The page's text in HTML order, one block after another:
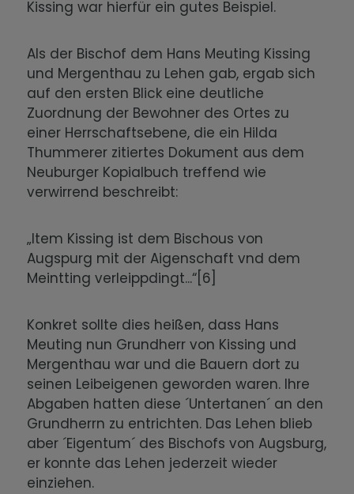
Kissing war hierfür ein gutes Beispiel.
Als der Bischof dem Hans Meuting Kissing
und Mergenthau zu Lehen gab, ergab sich
auf den ersten Blick eine deutliche
Zuordnung der Bewohner des Ortes zu
einer Herrschaftsebene, die ein Hilda
Thummerer zitiertes Dokument aus dem
Neuburger Kopialbuch treffend wie
verwirrend beschreibt:
„Item Kissing ist dem Bischous von
Augspurg mit der Aigenschaft vnd dem
Meintting verleippdingt...“[6]
Konkret sollte dies heißen, dass Hans
Meuting nun Grundherr von Kissing und
Mergenthau war und die Bauern dort zu
seinen Leibeigenen geworden waren. Ihre
Abgaben hatten diese ´Untertanen´ an den
Grundherrn zu entrichten. Das Lehen blieb
aber ´Eigentum´ des Bischofs von Augsburg,
er konnte das Lehen jederzeit wieder
einziehen.